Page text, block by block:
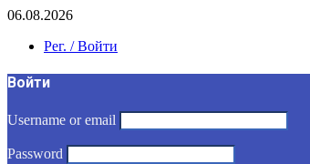
06.08.2026
Рег. / Войти
Войти
Username or email
Password